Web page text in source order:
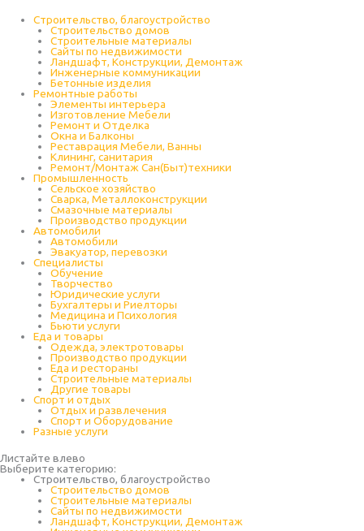
Строительство, благоустройство
Строительство домов
Строительные материалы
Сайты по недвижимости
Ландшафт, Конструкции, Демонтаж
Инженерные коммуникации
Бетонные изделия
Ремонтные работы
Элементы интерьера
Изготовление Мебели
Ремонт и Отделка
Окна и Балконы
Реставрация Мебели, Ванны
Клининг, санитария
Ремонт/Монтаж Сан(Быт)техники
Промышленность
Cельское хозяйство
Сварка, Металлоконструкции
Cмазочные материалы
Производство продукции
Автомобили
Автомобили
Эвакуатор, перевозки
Специалисты
Обучение
Творчество
Юридические услуги
Бухгалтеры и Риелторы
Медицина и Психология
Бьюти услуги
Еда и товары
Одежда, электротовары
Производство продукции
Еда и рестораны
Строительные материалы
Другие товары
Спорт и отдых
Отдых и развлечения
Спорт и Оборудование
Разные услуги
Листайте влево
Выберите категорию:
Строительство, благоустройство
Строительство домов
Строительные материалы
Сайты по недвижимости
Ландшафт, Конструкции, Демонтаж